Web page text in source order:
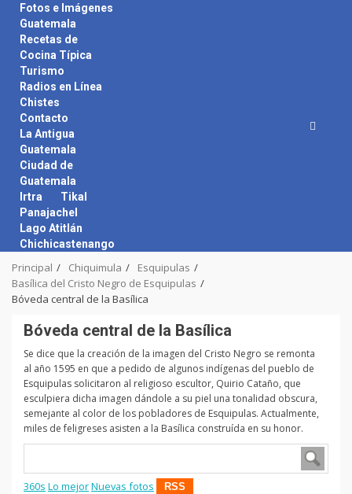
content
Fotos e Imágenes
Guatemala
Recetas de
Cocina Típica
Turismo
Radios en Línea
Chistes
Contacto
La Antigua
Guatemala
Ciudad de
Guatemala
Irtra
Tikal
Panajachel
Lago Atitlán
Chichicastenango
Principal Chiquimula
Esquipulas
Basílica del Cristo Negro de Esquipulas
Bóveda central de la Basílica
Bóveda central de la Basílica
Se dice que la creación de la imagen del Cristo Negro se remonta
al año 1595 en que a pedido de algunos indígenas del pueblo de
Esquipulas solicitaron al religioso escultor, Quirio Cataño, que
esculpiera dicha imagen dándole a su piel una tonalidad obscura,
semejante al color de los pobladores de Esquipulas. Actualmente,
miles de feligreses asisten a la Basílica construída en su honor.
360s Lo mejorNuevas fotos RSS